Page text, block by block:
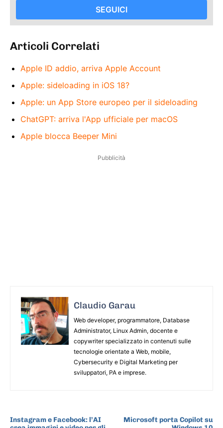
SEGUICI
Articoli Correlati
Apple ID addio, arriva Apple Account
Apple: sideloading in iOS 18?
Apple: un App Store europeo per il sideloading
ChatGPT: arriva l'App ufficiale per macOS
Apple blocca Beeper Mini
Pubblicità
Claudio Garau
Web developer, programmatore, Database
Administrator, Linux Admin, docente e
copywriter specializzato in contenuti sulle
tecnologie orientate a Web, mobile,
Cybersecurity e Digital Marketing per
sviluppatori, PA e imprese.
Instagram e Facebook: l’AI
Microsoft porta Copilot su